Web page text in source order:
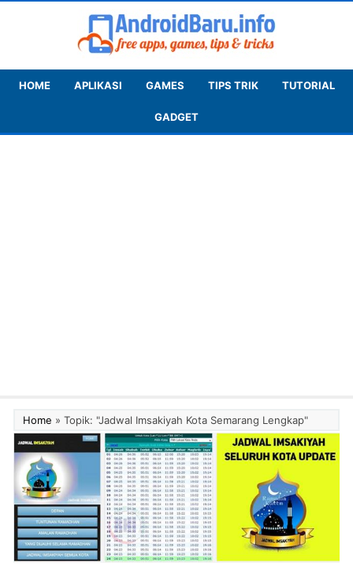
HOME APLIKASI GAMES TIPS TRIK TUTORIAL
GADGET
Home » Topik: "Jadwal Imsakiyah Kota Semarang Lengkap"